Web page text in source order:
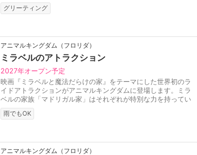
ランドU.S.A.」をリニューアル...
グリーティング
アニマルキングダム（フロリダ）
ミラベルのアトラクション
2027年オープン予定
映画『ミラベルと魔法だらけの家』をテーマにした世界初のラ
イドアトラクションがアニマルキングダムに登場します。ミラ
ベルの家族「マドリガル家」はそれぞれが特別な力を持ってい
て、アントニオは動物と話すこ...
雨でもOK
アニマルキングダム（フロリダ）